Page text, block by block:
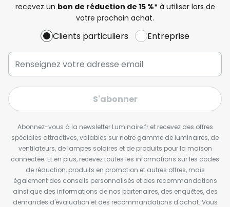
recevez un bon de réduction de 15 %*à utiliser lors de
votre prochain achat.
Clients particuliers Entreprise
S'abonner
Abonnez-vous à la newsletter Luminaire.fr et recevez des offres
spéciales attractives, valables sur notre gamme de luminaires, de
ventilateurs, de lampes solaires et de produits pour la maison
connectée. Et en plus, recevez toutes les informations sur les codes
de réduction, produits en promotion et autres offres, mais
également des conseils personnalisés et des recommandations
ainsi que des informations de nos partenaires, des enquêtes, des
demandes d'évaluation et des recommandations d'achat. Vous